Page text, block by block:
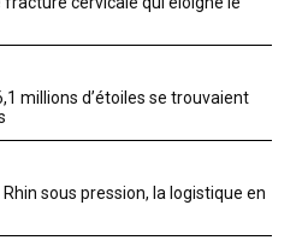
millions d’étoiles se trouvaient
sous pression, la logistique en